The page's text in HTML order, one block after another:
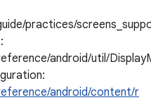
practices/
android/util/
android/content/r